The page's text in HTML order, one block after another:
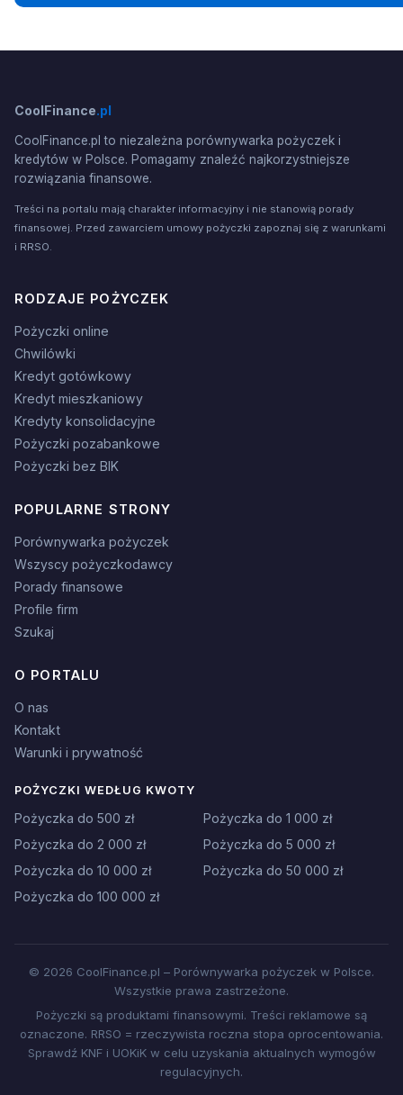
CoolFinance.pl
CoolFinance.pl to niezależna porównywarka pożyczek i
kredytów w Polsce. Pomagamy znaleźć najkorzystniejsze
rozwiązania finansowe.
Treści na portalu mają charakter informacyjny i nie stanowią porady
finansowej. Przed zawarciem umowy pożyczki zapoznaj się z warunkami
i RRSO.
RODZAJE POŻYCZEK
Pożyczki online
Chwilówki
Kredyt gotówkowy
Kredyt mieszkaniowy
Kredyty konsolidacyjne
Pożyczki pozabankowe
Pożyczki bez BIK
POPULARNE STRONY
Porównywarka pożyczek
Wszyscy pożyczkodawcy
Porady finansowe
Profile firm
Szukaj
O PORTALU
O nas
Kontakt
Warunki i prywatność
POŻYCZKI WEDŁUG KWOTY
Pożyczka do 500 zł
Pożyczka do 1 000 zł
Pożyczka do 2 000 zł
Pożyczka do 5 000 zł
Pożyczka do 10 000 zł
Pożyczka do 50 000 zł
Pożyczka do 100 000 zł
© 2026 CoolFinance.pl – Porównywarka pożyczek w Polsce.
Wszystkie prawa zastrzeżone.
Pożyczki są produktami finansowymi. Treści reklamowe są
oznaczone. RRSO = rzeczywista roczna stopa oprocentowania.
Sprawdź KNF i UOKiK w celu uzyskania aktualnych wymogów
regulacyjnych.